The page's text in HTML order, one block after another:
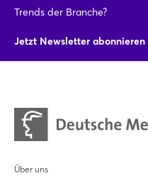
Trends der Branche?
Jetzt Newsletter abonnieren
Über uns